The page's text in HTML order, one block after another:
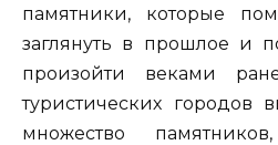
памятники, которые
заглянуть в прошлое и
произойти веками
туристических городов
множество